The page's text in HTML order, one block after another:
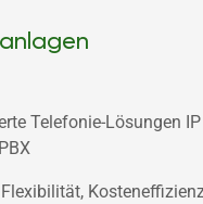
Telefonie-Lösungen